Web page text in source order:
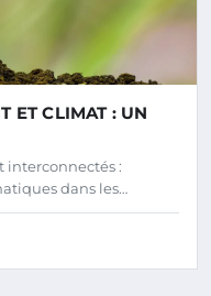
ET CLIMAT : UN
interconnectés :
dans les…